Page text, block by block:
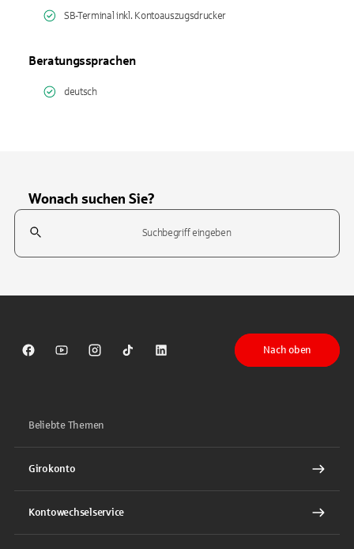
SB-Terminal inkl. Kontoauszugsdrucker
Beratungssprachen
deutsch
Wonach suchen Sie?
Suchfeld
Sparkasse auf Facebook
Sparkasse auf Youtube
Sparkasse auf Instagram
Sparkasse auf TikTok
Sparkasse auf LinkedIn
Nach oben
Beliebte Themen
Girokonto
Kontowechselservice